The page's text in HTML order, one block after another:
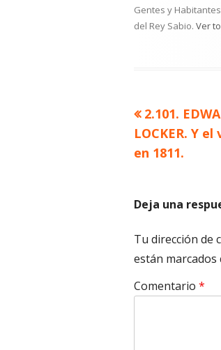
Gentes y
del Rey Sabio. Ver
de
Artículo
anterior
2.101.
LOCKER. Y
en 1811.
Deja una
Tu dirección de
están marcados
Comentario *